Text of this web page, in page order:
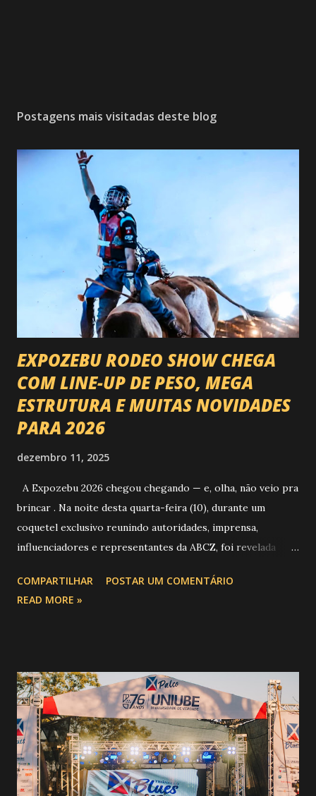
Postagens mais visitadas deste blog
EXPOZEBU RODEO SHOW CHEGA
COM LINE-UP DE PESO, MEGA
ESTRUTURA E MUITAS NOVIDADES
PARA 2026
dezembro 11, 2025
A Expozebu 2026 chegou chegando — e, olha, não veio pra
brincar . Na noite desta quarta-feira (10), durante um
coquetel exclusivo reunindo autoridades, imprensa,
influenciadores e representantes da ABCZ, foi revelada
festa : a chegada do Campeonato de Montarias em Touros
do Circuito Rancho Primavera (CRP) , a maior companhia de
impacto é tão grande que o evento até mudou de nome:
agora é Expozebu Rodeo Shows . E não para por aí. Foto:
@circuitoranchoprimavera 🎤 LINE-UP NACIONAL QUE
VAI ESTREMECER O PARQUE Serão quatro noites , entre
24, 25, 30 de abril e 02 de maio , com oito atrações gigantes
da música brasileira , contemplando sertanejo, forró,
COMPARTILHAR
POSTAR UM COMENTÁRIO
READ MORE »